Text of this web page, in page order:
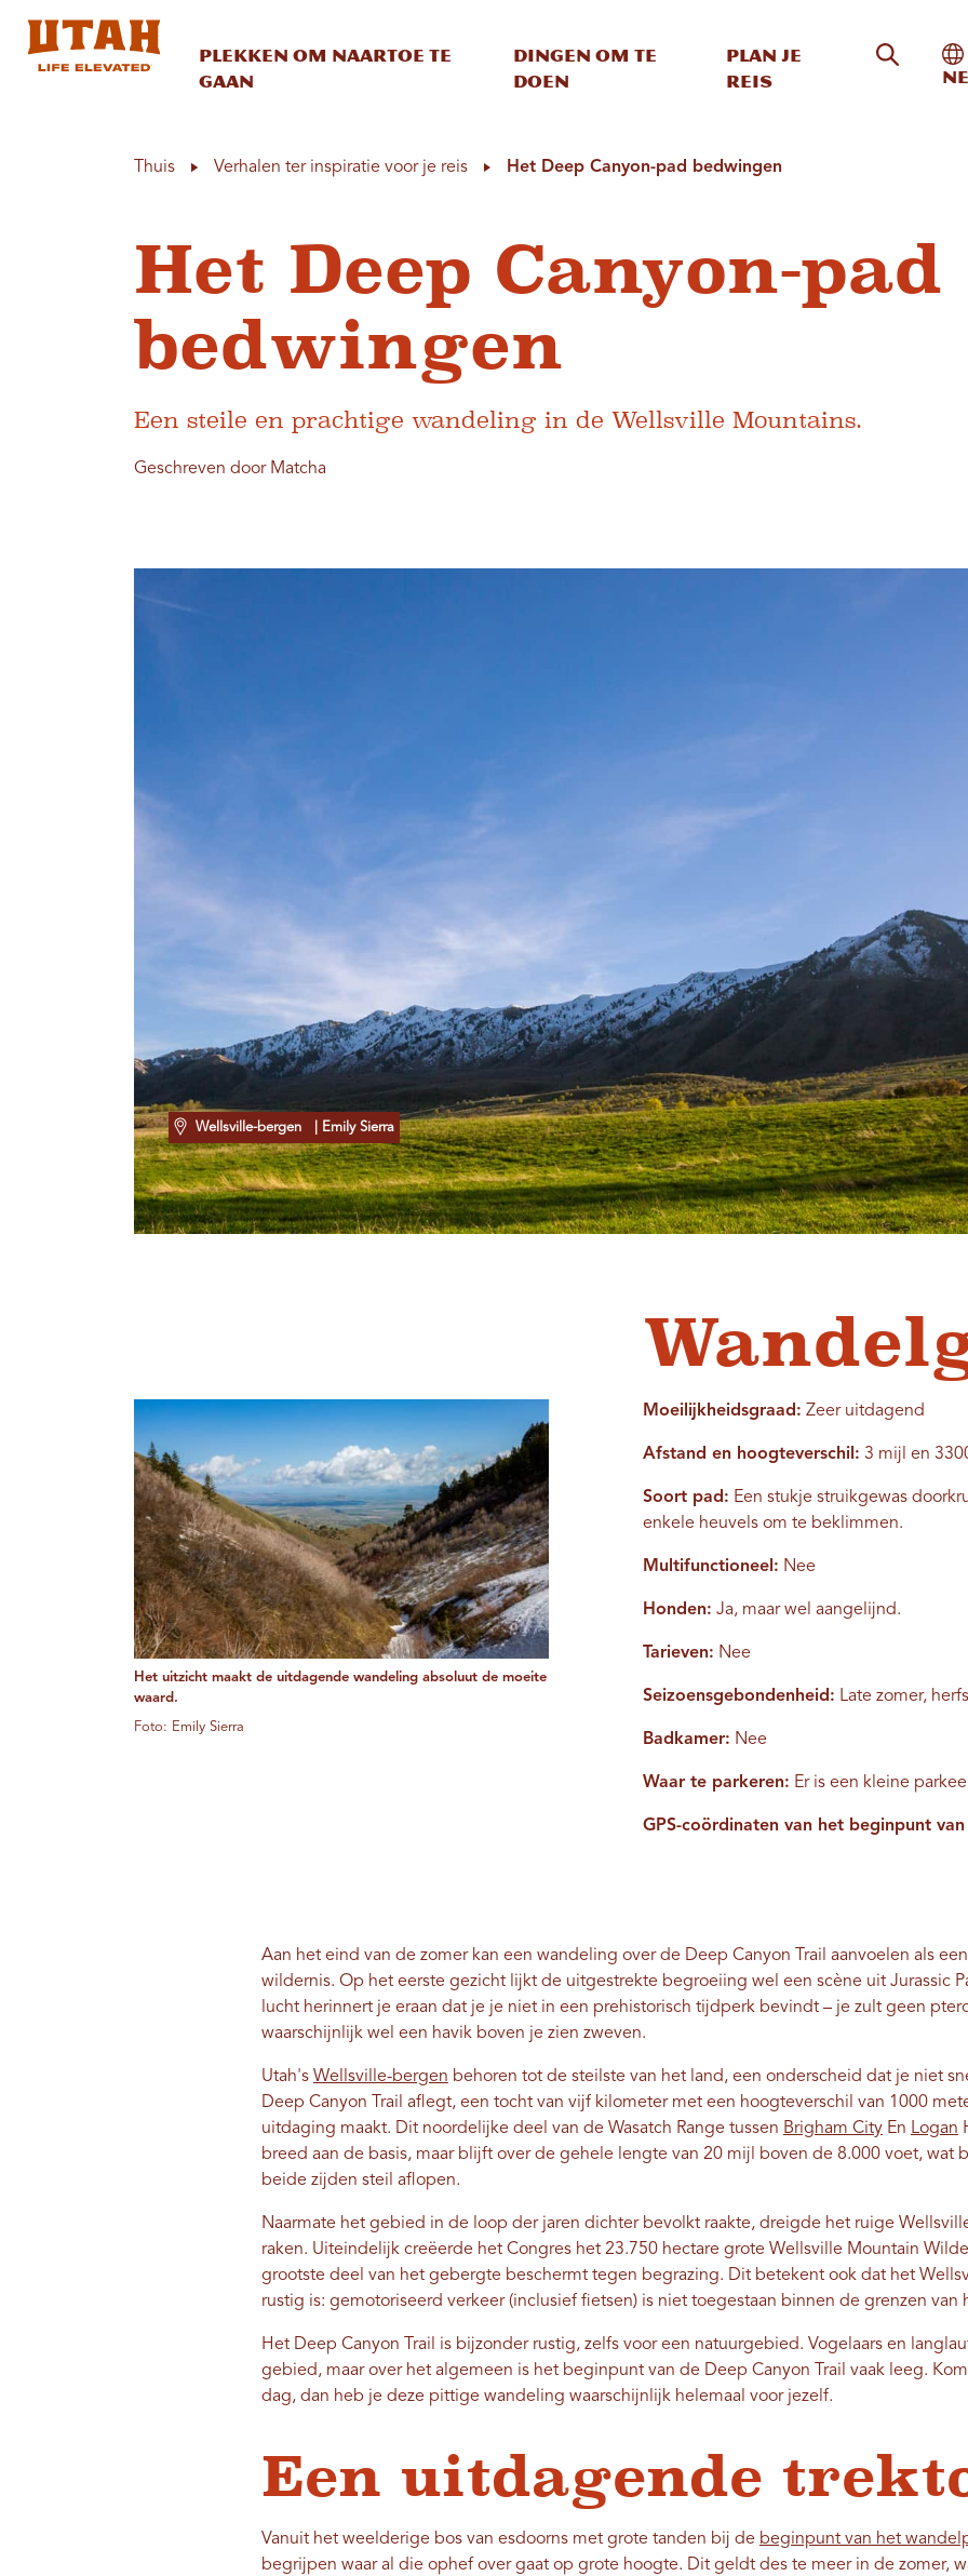
Plekken om naartoe te
gaan
Dingen om te
doen
Plan je
reis
Zoeken
Thuis Verhalen ter inspiratie voor je reis Het Deep Canyon-pad bedwingen
Het Deep Canyon-pad
bedwingen
Een steile en prachtige wandeling in de Wellsville Mountains.
Geschreven door Matcha
Wellsville-bergen | Emily Sierra
Het uitzicht maakt de uitdagende wandeling absoluut de moeite
waard.
Foto: Emily Sierra
Moeilijkheidsgraad: Zeer uitdagend
Afstand en hoogteverschil: 3 mijl en
Soort pad: Een stukje struikgewas
enkele heuvels om te beklimmen.
Multifunctioneel: Nee
Honden: Ja, maar wel aangelijnd.
Tarieven: Nee
Seizoensgebondenheid: Late zomer,
Badkamer: Nee
Waar te parkeren: Er is een kleine
GPS-coördinaten van het beginpunt
Aan het eind van de zomer kan een wandeling over de Deep Canyon Trail aanvoelen als
wildernis. Op het eerste gezicht lijkt de uitgestrekte begroeiing wel een scène uit Jurassic
lucht herinnert je eraan dat je je niet in een prehistorisch tijdperk bevindt – je zult geen
waarschijnlijk wel een havik boven je zien zweven.
Utah's Wellsville-bergen behoren tot de steilste van het land, een onderscheid dat je niet
Deep Canyon Trail aflegt, een tocht van vijf kilometer met een hoogteverschil van 1000
uitdaging maakt. Dit noordelijke deel van de Wasatch Range tussen Brigham CityEn Logan
breed aan de basis, maar blijft over de gehele lengte van 20 mijl boven de 8.000 voet, wat
beide zijden steil aflopen.
Naarmate het gebied in de loop der jaren dichter bevolkt raakte, dreigde het ruige
raken. Uiteindelijk creëerde het Congres het 23.750 hectare grote Wellsville Mountain
grootste deel van het gebergte beschermt tegen begrazing. Dit betekent ook dat het
rustig is: gemotoriseerd verkeer (inclusief fietsen) is niet toegestaan ​​binnen de grenzen
Het Deep Canyon Trail is bijzonder rustig, zelfs voor een natuurgebied. Vogelaars en
gebied, maar over het algemeen is het beginpunt van de Deep Canyon Trail vaak leeg.
dag, dan heb je deze pittige wandeling waarschijnlijk helemaal voor jezelf.
Een uitdagende
Vanuit het weelderige bos van esdoorns met grote tanden bij de beginpunt van het
begrijpen waar al die ophef over gaat op grote hoogte. Dit geldt des te meer in de zomer,